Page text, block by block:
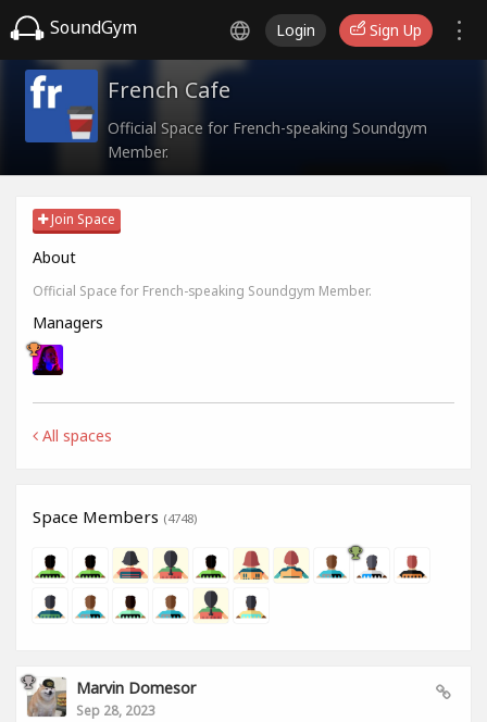
SoundGym Login Sign Up
French Cafe
Official Space for French-speaking Soundgym
Member.
Join Space
About
Official Space for French-speaking Soundgym Member.
Managers
All spaces
Space Members (4748)
Marvin Domesor
Sep 28, 2023